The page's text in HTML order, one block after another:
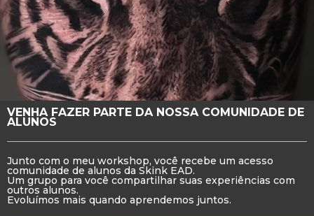
VENHA FAZER PARTE DA NOSSA COMUNIDADE DE
ALUNOS
Junto com o meu workshop, você recebe um acesso
comunidade de alunos da Skink EAD.
Um grupo para você compartilhar suas experiências com
outros alunos.
Evoluímos mais quando aprendemos juntos.